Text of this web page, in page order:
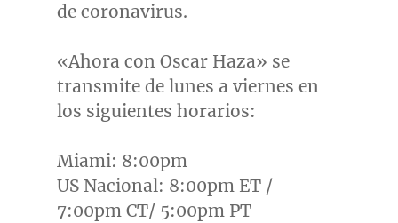
de coronavirus.
«Ahora con Oscar Haza» se
transmite de lunes a viernes en
los siguientes horarios:
Miami: 8:00pm
US Nacional: 8:00pm ET/
7:00pm CT/ 5:00pm PT